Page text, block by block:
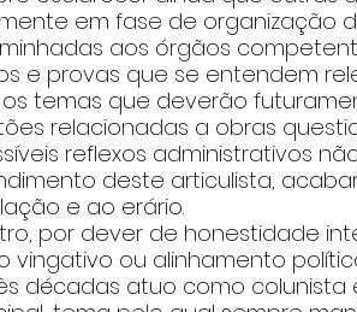
em fase de organização
aos órgãos
e provas que se entendem
os temas que deverão
relacionadas a obras
reflexos administrativos
deste articulista,
e ao erário.
por dever de honestidade
vingativo ou alinhamento
décadas atuo como